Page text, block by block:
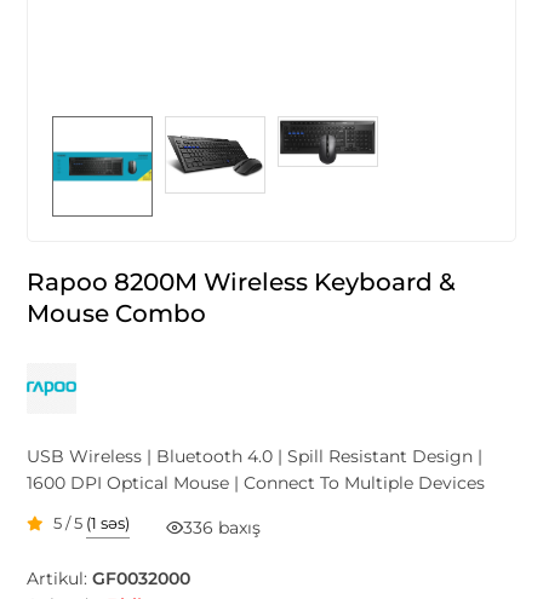
Rapoo 8200M Wireless Keyboard &
Mouse Combo
USB Wireless | Bluetooth 4.0 | Spill Resistant Design |
1600 DPI Optical Mouse | Connect To Multiple Devices
5 / 5 (1 səs) 336 baxış
Artikul:GF0032000